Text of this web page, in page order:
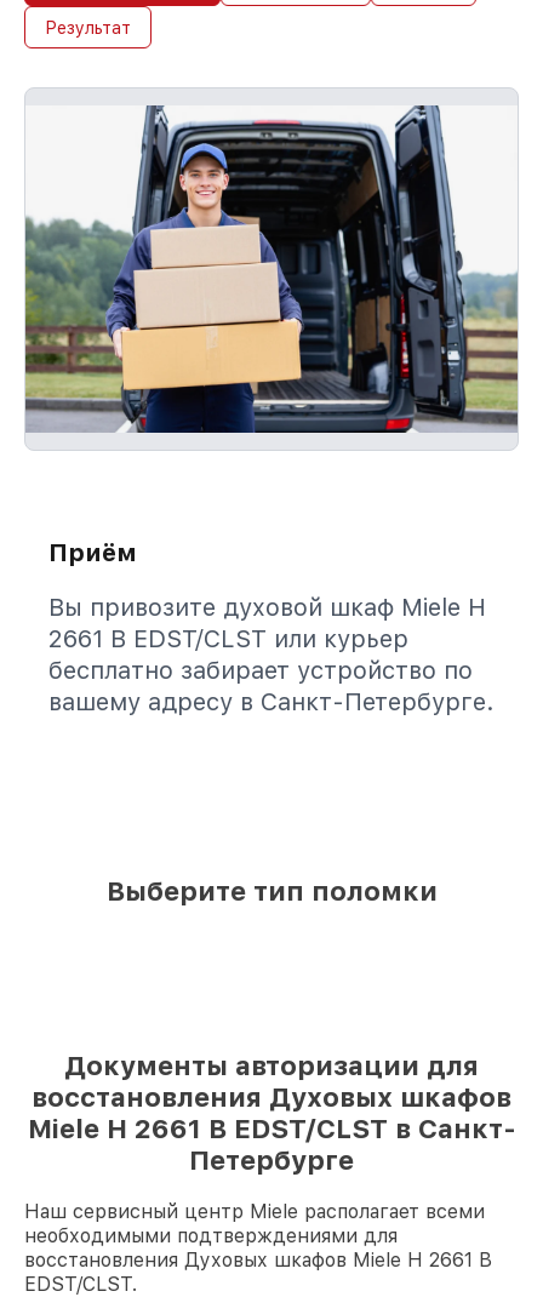
Результат
Приём
Вы привозите духовой шкаф Miele H
2661 B EDST/CLST или курьер
бесплатно забирает устройство по
вашему адресу в Санкт-Петербурге.
Выберите тип поломки
Документы авторизации для
восстановления Духовых шкафов
Miele H 2661 B EDST/CLST в Санкт-
Петербурге
Наш сервисный центр Miele располагает всеми
необходимыми подтверждениями для
восстановления Духовых шкафов Miele H 2661 B
EDST/CLST.